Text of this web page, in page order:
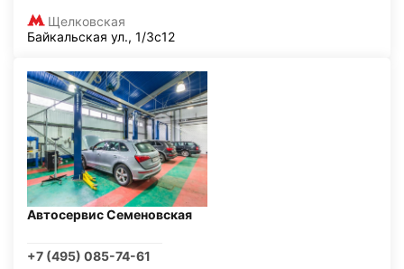
Щелковская
Байкальская ул., 1/3с12
Автосервис Семеновская
+7 (495) 085-74-61